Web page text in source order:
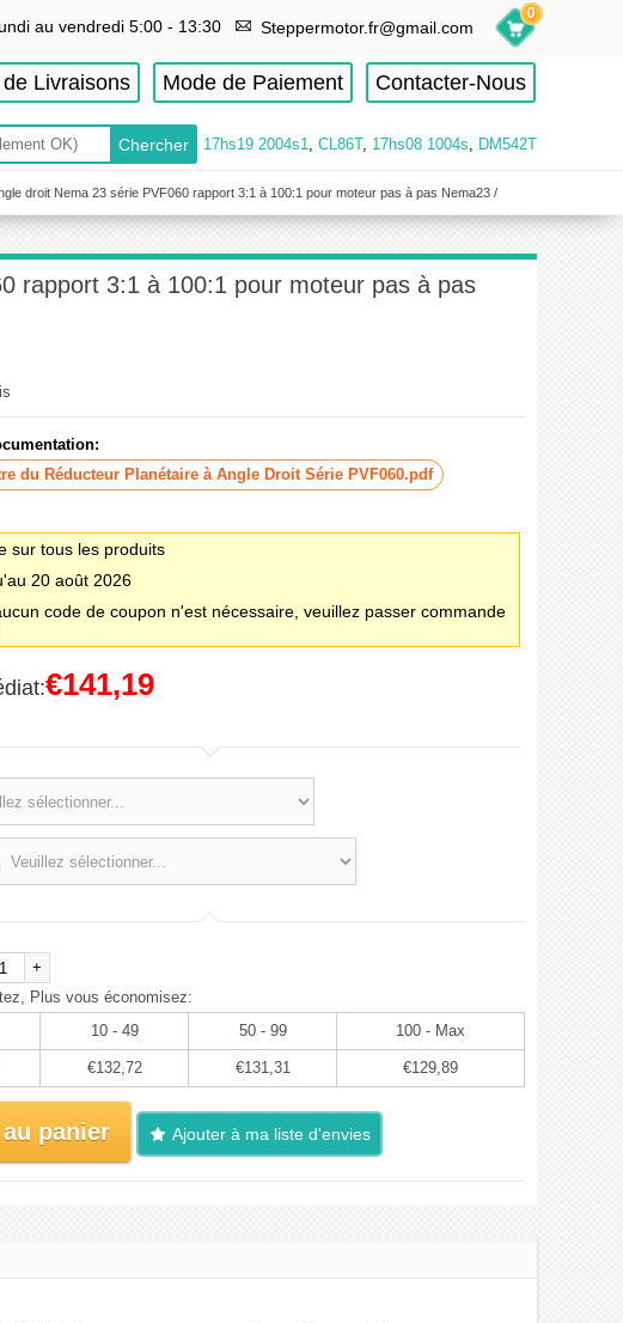
au vendredi 5:00 - 13:30 Steppermotor.fr@gmail.com
0
Livraisons Mode de Paiement Contacter-Nous
17hs19 2004s1, CL86T, 17hs08 1004s, DM542T
droit Nema 23 série PVF060 rapport 3:1 à 100:1 pour moteur pas à pas Nema23 /
rapport 3:1 à 100:1 pour moteur pas à pas
du Réducteur Planétaire à Angle Droit Série PVF060.pdf
sur tous les produits
20 août 2026
code de coupon n'est nécessaire, veuillez passer commande
€141,19
+
Plus vous économisez:
10 - 49 50 - 99 100 - Max
€132,72 €131,31 €129,89
panier Ajouter à ma liste d'envies